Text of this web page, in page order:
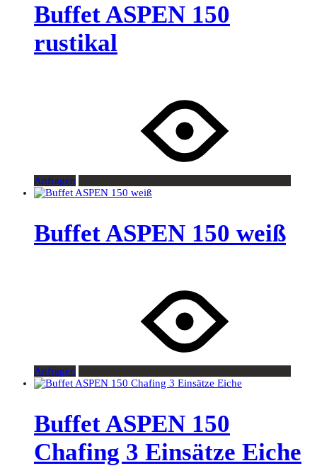
Buffet ASPEN 150
rustikal
Anfragen
Buffet ASPEN 150 weiß
Anfragen
Buffet ASPEN 150
Chafing 3 Einsätze Eiche